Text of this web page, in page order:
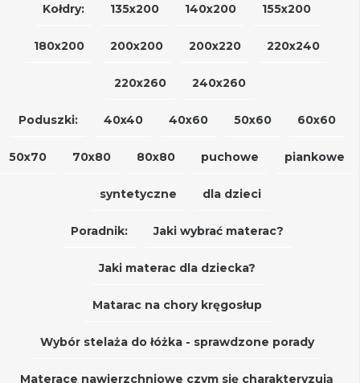
Kołdry: 135x200 140x200 155x200
180x200 200x200 200x220 220x240
220x260 240x260
Poduszki: 40x40 40x60 50x60 60x60
50x70 70x80 80x80 puchowe piankowe
syntetyczne dla dzieci
Poradnik: Jaki wybrać materac?
Jaki materac dla dziecka?
Matarac na chory kręgosłup
Wybór stelaża do łóżka - sprawdzone porady
Materace nawierzchniowe czym się charakteryzują